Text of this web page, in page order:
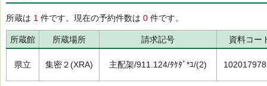
所蔵は 1 件です。現在の予約件数は 0 件です。
所蔵館 所蔵場所 請求記号 資料コー
県立 集密２(XRA) 主配架/911.124/ﾀｹﾀﾞ*ﾕ/(2)